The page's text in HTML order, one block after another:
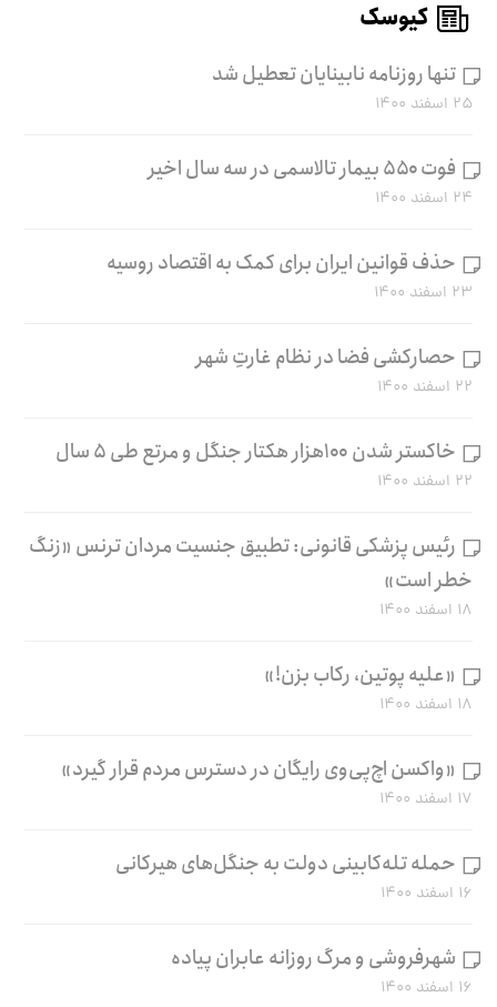
کیوسک
تنها روزنامه نابینایان تعطیل شد
۲۵ اسفند ۱۴۰۰
فوت ۵۵۰ بیمار تالاسمی در سه سال اخیر
۲۴ اسفند ۱۴۰۰
حذف قوانین ایران برای کمک به اقتصاد روسیه
۲۳ اسفند ۱۴۰۰
حصارکشی فضا در نظام غارتِ شهر
۲۲ اسفند ۱۴۰۰
خاکستر شدن ۱۰۰هزار هکتار جنگل و مرتع طی ۵ سال
۲۲ اسفند ۱۴۰۰
رئیس پزشکی قانونی: تطبیق جنسیت مردان ترنس «زنگ
خطر است»
۱۸ اسفند ۱۴۰۰
«علیه پوتین، رکاب بزن!»
۱۸ اسفند ۱۴۰۰
«واکسن اچ‌پی‌وی رایگان در دسترس مردم قرار گیرد»
۱۷ اسفند ۱۴۰۰
حمله تله‌کابینی دولت به جنگل‌های هیرکانی
۱۶ اسفند ۱۴۰۰
شهرفروشی و مرگ روزانه عابران پیاده
۱۶ اسفند ۱۴۰۰